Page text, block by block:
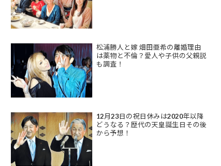
松浦勝人と嫁 畑田亜希の離婚理由
は薬物と不倫？愛人や子供の父親説
も調査！
12月23日の祝日休みは2020年以降
どうなる？歴代の天皇誕生日その後
から予想！